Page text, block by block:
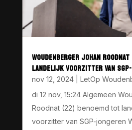
WOUDENBERGER JOHAN
LANDELIJK VOORZITTER VAN
nov 12, 2024| LetOp
di 12 nov, 15:24 Algemeen
Roodnat (22) benoemd tot
voorzitter van SGP-jongeren